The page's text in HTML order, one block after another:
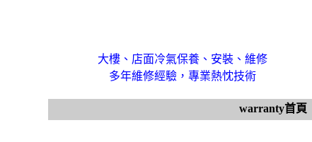
大樓、店面冷氣保養、安裝、維修
多年維修經驗，專業熱忱技術
warranty首頁